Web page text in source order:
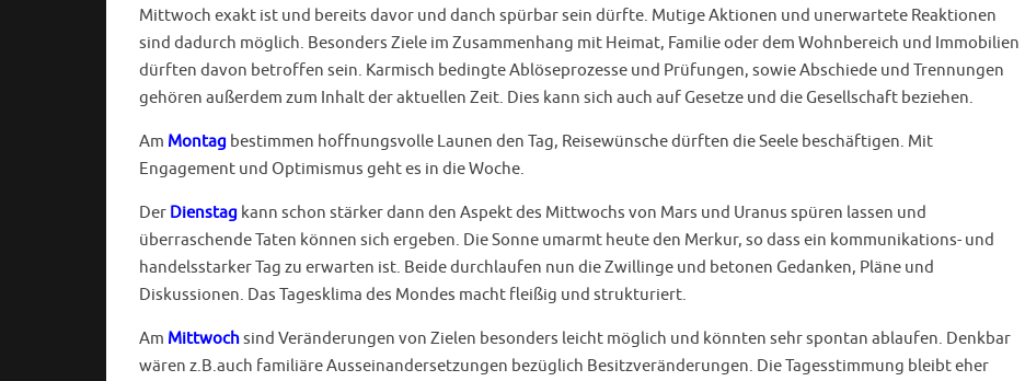
Mittwoch exakt ist und bereits davor und danch spürbar sein dürfte. Mutige Aktionen und unerwartete Reaktionen
sind dadurch möglich. Besonders Ziele im Zusammenhang mit Heimat, Familie oder dem Wohnbereich und Immobilien
dürften davon betroffen sein. Karmisch bedingte Ablöseprozesse und Prüfungen, sowie Abschiede und Trennungen
gehören außerdem zum Inhalt der aktuellen Zeit. Dies kann sich auch auf Gesetze und die Gesellschaft beziehen.
Am Montag bestimmen hoffnungsvolle Launen den Tag, Reisewünsche dürften die Seele beschäftigen. Mit
Engagement und Optimismus geht es in die Woche.
Der Dienstag kann schon stärker dann den Aspekt des Mittwochs von Mars und Uranus spüren lassen und
überraschende Taten können sich ergeben. Die Sonne umarmt heute den Merkur, so dass ein kommunikations- und
handelsstarker Tag zu erwarten ist. Beide durchlaufen nun die Zwillinge und betonen Gedanken, Pläne und
Diskussionen. Das Tagesklima des Mondes macht fleißig und strukturiert.
Am Mittwochsind Veränderungen von Zielen besonders leicht möglich und könnten sehr spontan ablaufen. Denkbar
wären z.B.auch familiäre Ausseinandersetzungen bezüglich Besitzveränderungen. Die Tagesstimmung bleibt eher